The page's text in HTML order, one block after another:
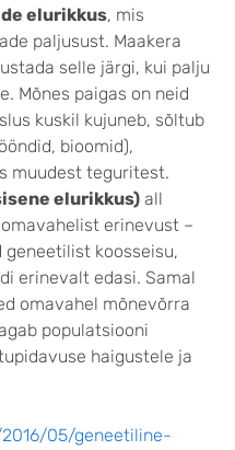
elurikkus, mis
paljusust. Maakera
selle järgi, kui palju
Mõnes paigas on neid
kuskil kujuneb, sõltub
bioomid),
muudest teguritest.
elurikkus) all
erinevust –
koosseisu,
erinevalt edasi. Samal
omavahel mõnevõrra
populatsiooni
haigustele ja
05/geneetiline-